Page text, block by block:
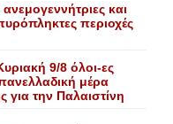
και
περιοχές
9/8 όλοι-ες
μέρα
για την Παλαιστίνη